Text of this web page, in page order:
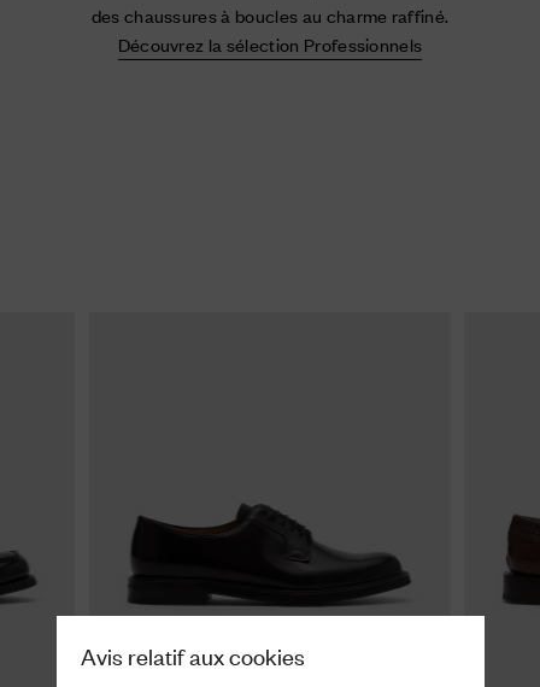
Avis relatif aux cookies
des chaussures à boucles au charme raffiné.
Découvrez la sélection Professionnels